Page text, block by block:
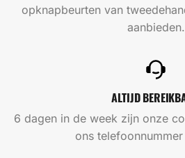
opknapbeurten van
aanbieden.
ALTIJD
6 dagen in de week zijn onze
ons